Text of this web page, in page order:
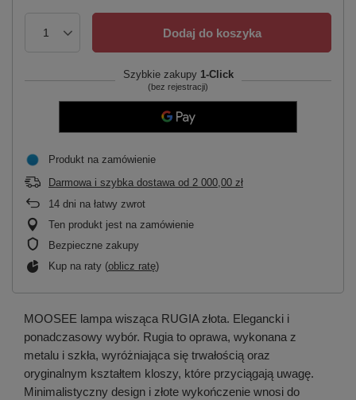
Dodaj do koszyka
Szybkie zakupy 1-Click
(bez rejestracji)
Produkt na zamówienie
Darmowa i szybka dostawa od 2 000,00 zł
14 dni na łatwy zwrot
Ten produkt jest na zamówienie
Bezpieczne zakupy
Kup na raty (oblicz ratę)
MOOSEE lampa wisząca RUGIA złota. Elegancki i
ponadczasowy wybór. Rugia to oprawa, wykonana z
metalu i szkła, wyróżniająca się trwałością oraz
oryginalnym kształtem kloszy, które przyciągają uwagę.
Minimalistyczny design i złote wykończenie wnosi do